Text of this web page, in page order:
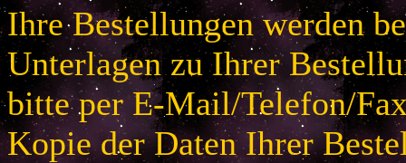
Ihre Bestellungen werden
Unterlagen zu Ihrer
bitte per E-Mail/Telefon/
Kopie der Daten Ihrer